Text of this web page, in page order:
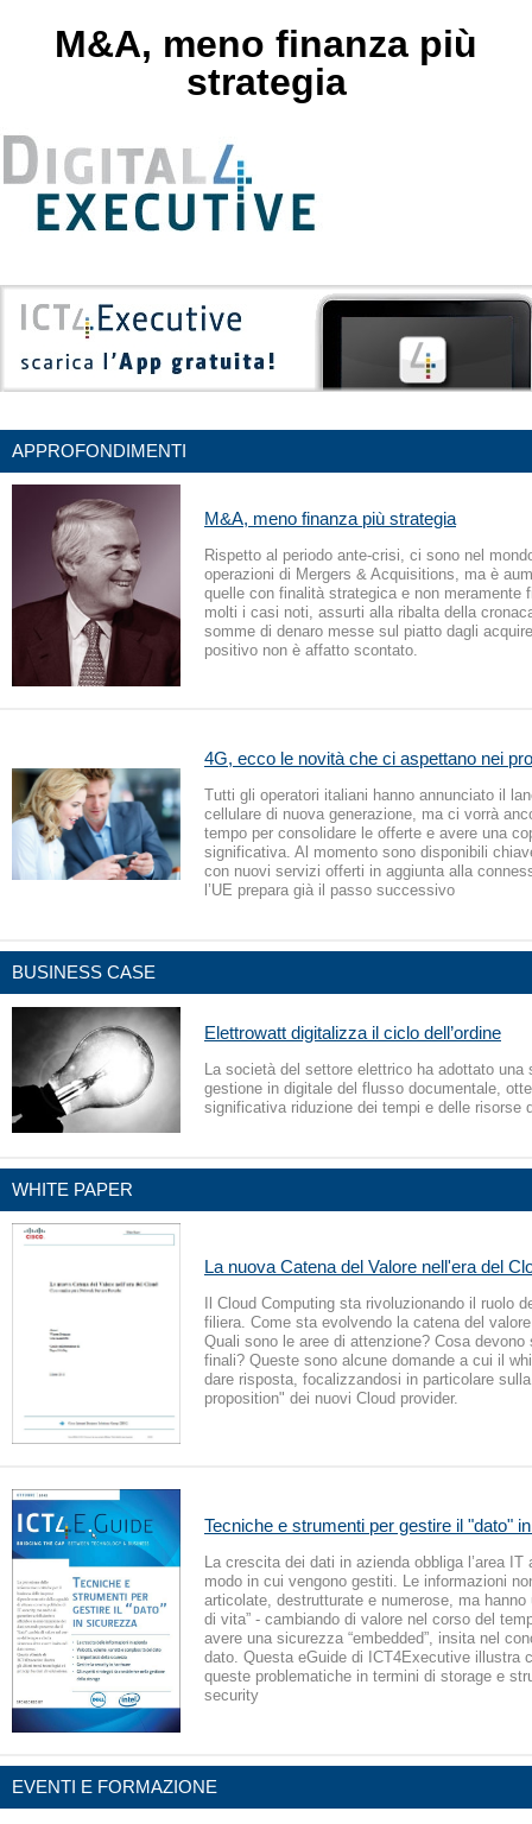
M&A, meno finanza più
strategia
APPROFONDIMENTI
M&A, meno finanza più strategia
Rispetto al periodo ante-crisi, ci sono nel
operazioni di Mergers & Acquisitions, ma è
quelle con finalità strategica e non meramente
molti i casi noti, assurti alla ribalta della
somme di denaro messe sul piatto dagli
positivo non è affatto scontato.
4G, ecco le novità che ci aspettano nei
Tutti gli operatori italiani hanno annunciato il
cellulare di nuova generazione, ma ci vorrà
tempo per consolidare le offerte e avere una
significativa. Al momento sono disponibili
con nuovi servizi offerti in aggiunta alla
l’UE prepara già il passo successivo
BUSINESS CASE
Elettrowatt digitalizza il ciclo dell’ordine
La società del settore elettrico ha adottato una
gestione in digitale del flusso documentale,
significativa riduzione dei tempi e delle risorse
WHITE PAPER
La nuova Catena del Valore nell'era del
Il Cloud Computing sta rivoluzionando il ruolo
filiera. Come sta evolvendo la catena del
Quali sono le aree di attenzione? Cosa devono
finali? Queste sono alcune domande a cui il
dare risposta, focalizzandosi in particolare
proposition" dei nuovi Cloud provider.
Tecniche e strumenti per gestire il "dato"
La crescita dei dati in azienda obbliga l’area IT
modo in cui vengono gestiti. Le informazioni
articolate, destrutturate e numerose, ma hanno
di vita” - cambiando di valore nel corso del
avere una sicurezza “embedded”, insita nel
dato. Questa eGuide di ICT4Executive illustra
queste problematiche in termini di storage e
security
EVENTI E FORMAZIONE